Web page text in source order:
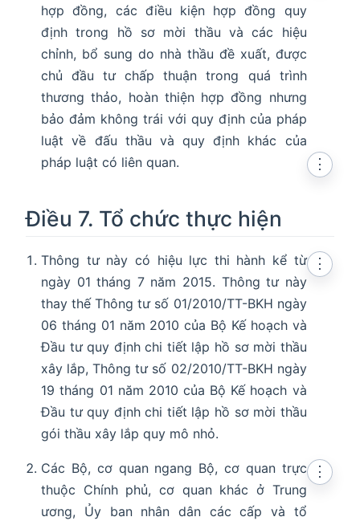
hợp đồng, các điều kiện hợp đồng quy
định trong hồ sơ mời thầu và các hiệu
chỉnh, bổ sung do nhà thầu đề xuất, được
chủ đầu tư chấp thuận trong quá trình
thương thảo, hoàn thiện hợp đồng nhưng
bảo đảm không trái với quy định của pháp
luật về đấu thầu và quy định khác của
pháp luật có liên quan.
Điều 7. Tổ chức thực hiện
⋮
Thông tư này có hiệu lực thi hành kể từ
ngày 01 tháng 7 năm 2015. Thông tư này
thay thế Thông tư số 01/2010/TT-BKH ngày
06 tháng 01 năm 2010 của Bộ Kế hoạch và
Đầu tư quy định chi tiết lập hồ sơ mời thầu
xây lắp, Thông tư số 02/2010/TT-BKH ngày
19 tháng 01 năm 2010 của Bộ Kế hoạch và
Đầu tư quy định chi tiết lập hồ sơ mời thầu
gói thầu xây lắp quy mô nhỏ.
⋮
Các Bộ, cơ quan ngang Bộ, cơ quan trực
thuộc Chính phủ, cơ quan khác ở Trung
ương, Ủy ban nhân dân các cấp và tổ
⋮